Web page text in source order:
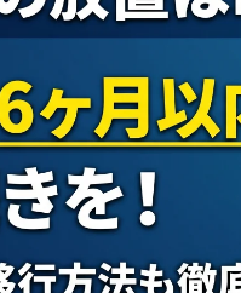
中津川会計塾
談室のご案内
善トピック
申告コラム 無申告コ
ム 税務調査コラム